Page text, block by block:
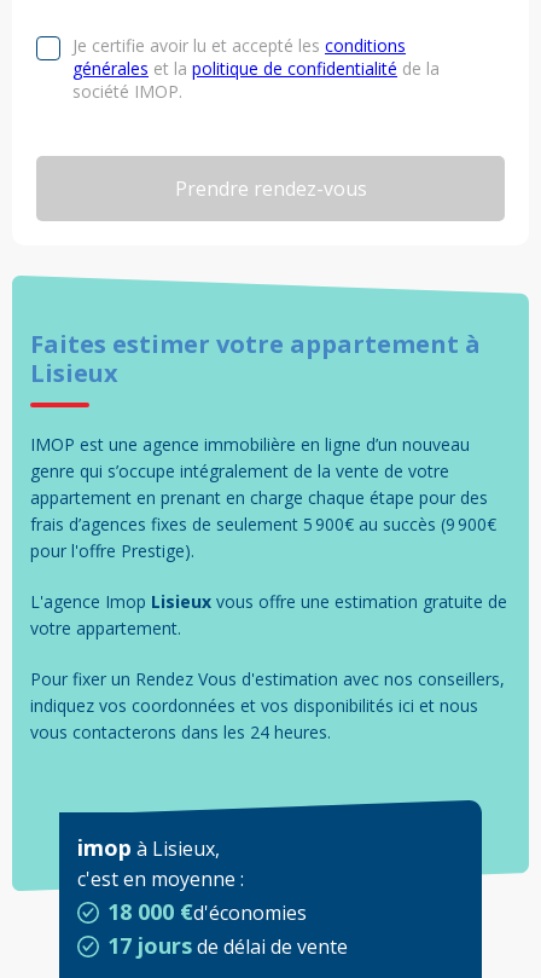
Faites estimer votre appartement à
Lisieux
IMOP est une agence immobilière en ligne d’un nouveau
genre qui s’occupe intégralement de la vente de votre
appartement en prenant en charge chaque étape pour des
frais d’agences fixes de seulement 5 900€ au succès (9 900€
pour l'offre Prestige).
L'agence Imop Lisieux vous offre une estimation gratuite de
votre appartement.
Pour fixer un Rendez Vous d'estimation avec nos conseillers,
indiquez vos coordonnées et vos disponibilités ici et nous
vous contacterons dans les 24 heures.
imop à Lisieux,
c'est en moyenne :
18 000 €d'économies
17 joursde délai de vente
Je certifie avoir lu et accepté les conditions
générales et la politique de confidentialité de la
société IMOP.